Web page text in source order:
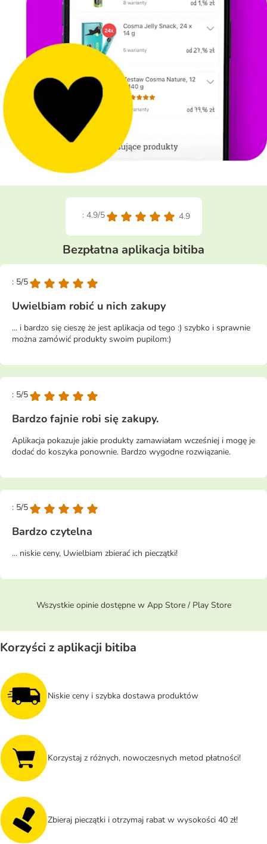
: 4.9/5 4.9
Bezpłatna aplikacja bitiba
: 5/5
Uwielbiam robić u nich zakupy
... i bardzo się cieszę że jest aplikacja od tego :) szybko i sprawnie
można zamówić produkty swoim pupilom:)
: 5/5
Bardzo fajnie robi się zakupy.
Aplikacja pokazuje jakie produkty zamawiałam wcześniej i mogę je
dodać do koszyka ponownie. Bardzo wygodne rozwiązanie.
: 5/5
Bardzo czytelna
... niskie ceny, Uwielbiam zbierać ich pieczątki!
Wszystkie opinie dostępne w App Store / Play Store
Korzyści z aplikacji bitiba
Niskie ceny i szybka dostawa produktów
Korzystaj z różnych, nowoczesnych metod płatności!
Zbieraj pieczątki i otrzymaj rabat w wysokości 40 zł!